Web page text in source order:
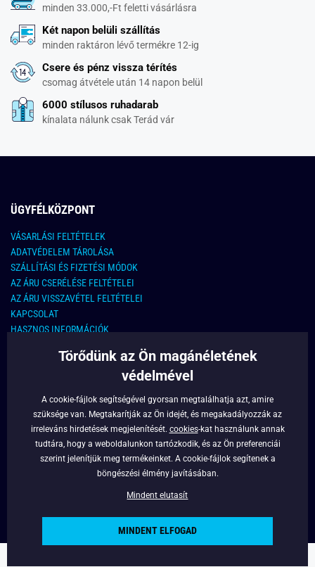
minden 33.000,-Ft feletti vásárlásra
Két napon belüli szállítás
minden raktáron lévő termékre 12-ig
Csere és pénz vissza térítés
csomag átvétele után 14 napon belül
6000 stílusos ruhadarab
kínalata nálunk csak Terád vár
ÜGYFÉLKÖZPONT
VÁSARLÁSI FELTÉTELEK
ADATVÉDELEM TÁROLÁSA
SZÁLLÍTÁSI ÉS FIZETÉSI MÓDOK
AZ ÁRU CSERÉLÉSE FELTÉTELEI
AZ ÁRU VISSZAVÉTEL FELTÉTELEI
KAPCSOLAT
HASZNOS INFORMÁCIÓK
KAPCSOLAT
info@legyferfi.hu
FONTOS INFORMÁCIÓK
RÓLUNK
Törődünk az Ön magánéletének
védelmével
A cookie-fájlok segítségével gyorsan megtalálhatja azt, amire
szüksége van. Megtakarítják az Ön idejét, és megakadályozzák az
irreleváns hirdetések megjelenítését. cookies-kat használunk annak
tudtára, hogy a weboldalunkon tartózkodik, és az Ön preferenciái
szerint jelenítjük meg termékeinket. A cookie-fájlok segítenek a
böngészési élmény javításában.
Mindent elutasít
MINDENT ELFOGAD